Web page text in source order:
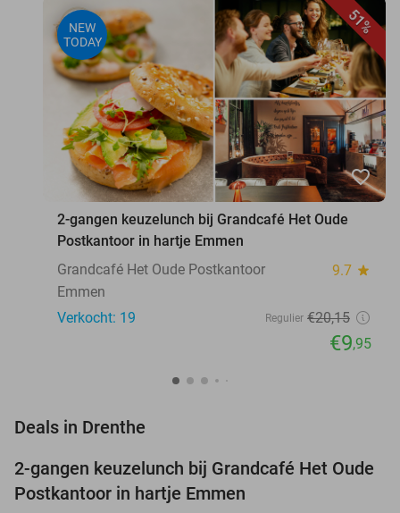
51%
NEW
TODAY
favorite_border
2-gangen keuzelunch bij Grandcafé Het Oude
Postkantoor in hartje Emmen
Grandcafé Het Oude Postkantoor
9.7 star
Emmen
Verkocht: 19
Regulier €20,15
€9,95
Deals in Drenthe
51%
NEW
TODAY
2-gangen keuzelunch bij Grandcafé Het Oude
Postkantoor in hartje Emmen